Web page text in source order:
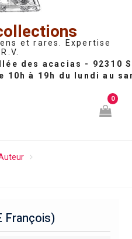
et rares. Expertise
0
François)